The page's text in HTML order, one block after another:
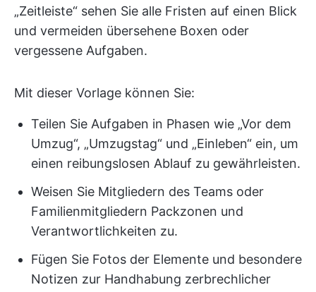
„Zeitleiste“ sehen Sie alle Fristen auf einen Blick
und vermeiden übersehene Boxen oder
vergessene Aufgaben.
Mit dieser Vorlage können Sie:
Teilen Sie Aufgaben in Phasen wie „Vor dem
Umzug“, „Umzugstag“ und „Einleben“ ein, um
einen reibungslosen Ablauf zu gewährleisten.
Weisen Sie Mitgliedern des Teams oder
Familienmitgliedern Packzonen und
Verantwortlichkeiten zu.
Fügen Sie Fotos der Elemente und besondere
Notizen zur Handhabung zerbrechlicher